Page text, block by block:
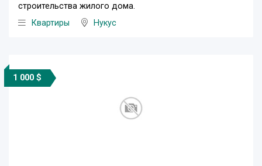
строительства жилого дома.
Квартиры
Нукус
1 000 $